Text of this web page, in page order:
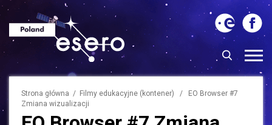
Strona główna / Filmy edukacyjne (kontener) / EO Browser #7
Zmiana wizualizacji